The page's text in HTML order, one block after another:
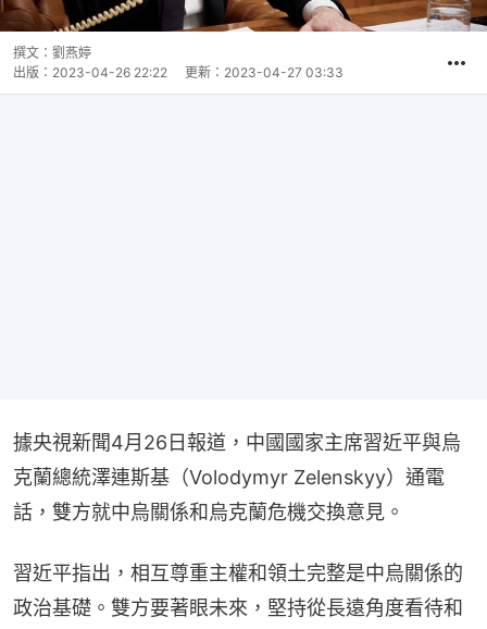
撰文： 劉燕婷
出版： 2023-04-26 22:22 更新： 2023-04-27 03:33
據央視新聞4月26日報道，中國國家主席習近平與烏
克蘭總統澤連斯基（Volodymyr Zelenskyy）通電
話，雙方就中烏關係和烏克蘭危機交換意見。
習近平指出，相互尊重主權和領土完整是中烏關係的
政治基礎。雙方要著眼未來，堅持從長遠角度看待和